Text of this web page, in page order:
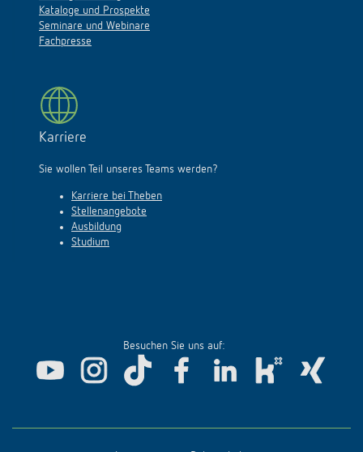
Kataloge und Prospekte
Seminare und Webinare
Fachpresse
Karriere
Sie wollen Teil unseres Teams werden?
Karriere bei Theben
Stellenangebote
Ausbildung
Studium
Besuchen Sie uns auf: